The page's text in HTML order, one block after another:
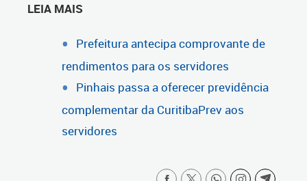
LEIA MAIS
Prefeitura antecipa comprovante de
rendimentos para os servidores
Pinhais passa a oferecer previdência
complementar da CuritibaPrev aos
servidores